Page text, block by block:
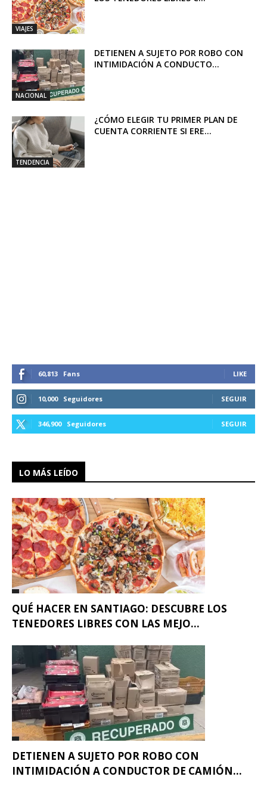
VIAJES
NACIONAL
DETIENEN A SUJETO POR ROBO CON
INTIMIDACIÓN A CONDUCTO...
TENDENCIA
¿CÓMO ELEGIR TU PRIMER PLAN DE
CUENTA CORRIENTE SI ERE...
60,813 Fans LIKE
10,000 Seguidores SEGUIR
346,900 Seguidores SEGUIR
LO MÁS LEÍDO
QUÉ HACER EN SANTIAGO: DESCUBRE LOS
TENEDORES LIBRES CON LAS MEJO...
DETIENEN A SUJETO POR ROBO CON
INTIMIDACIÓN A CONDUCTOR DE CAMIÓN...